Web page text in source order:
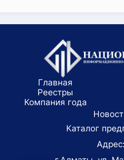
Главная
Реестры
Компания года
Каталог
Адрес: